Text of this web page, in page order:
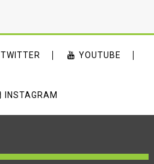
TWITTER YOUTUBE
INSTAGRAM